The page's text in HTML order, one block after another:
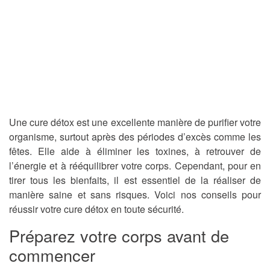
Une cure détox est une excellente manière de purifier votre
organisme, surtout après des périodes d’excès comme les
fêtes. Elle aide à éliminer les toxines, à retrouver de
l’énergie et à rééquilibrer votre corps. Cependant, pour en
tirer tous les bienfaits, il est essentiel de la réaliser de
manière saine et sans risques. Voici nos conseils pour
réussir votre cure détox en toute sécurité.
Préparez votre corps avant de
commencer